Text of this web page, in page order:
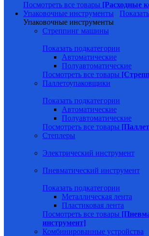
Посмотреть все товары [Расходные
Упаковочные инструменты
Упаковочные инструменты
Стреппинг машины
Показать подкатегории
Автоматические
Полуавтоматические
Посмотреть все товары
Паллетоупаковщики
Показать подкатегории
Автоматические
Полуавтоматические
Посмотреть все товары
Степлеры
Электрический инструмент
Пневматический инструмент
Показать подкатегории
Металлическая лента
Пластиковая лента
Посмотреть все товары
инструмент]
Комбинированные устройства